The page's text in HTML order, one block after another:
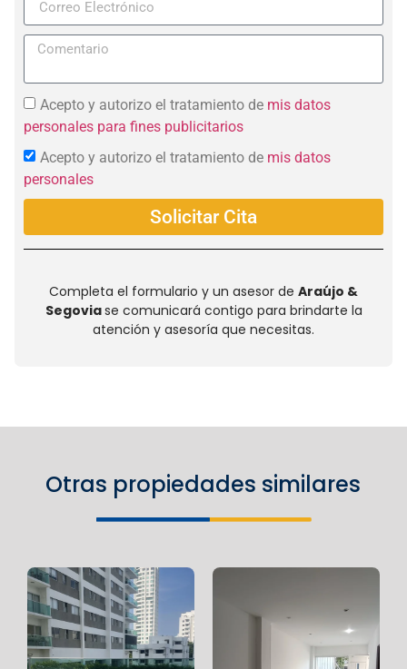
Acepto y autorizo el tratamiento de mis datos
personales para fines publicitarios
Acepto y autorizo el tratamiento de mis datos
personales
Solicitar Cita
Completa el formulario y un asesor de Araújo &
Segoviase comunicará contigo para brindarte la
atención y asesoría que necesitas.
Otras propiedades similares